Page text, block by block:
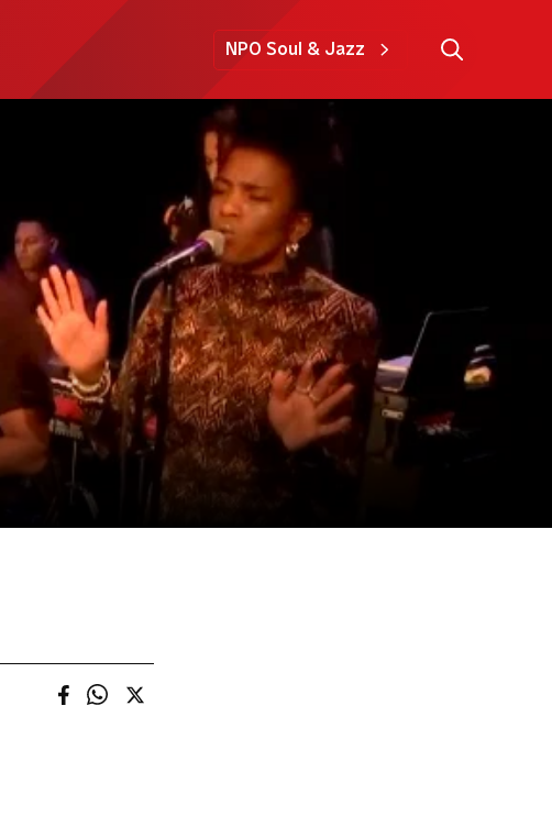
NPO Soul & Jazz